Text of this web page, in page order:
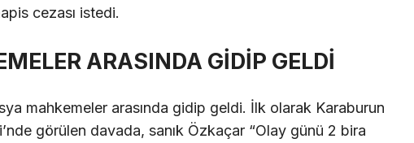
cezası istedi.
ARASINDA GİDİP GELDİ
mahkemeler arasında gidip geldi. İlk olarak Karaburun
görülen davada, sanık Özkaçar “Olay günü 2 bira